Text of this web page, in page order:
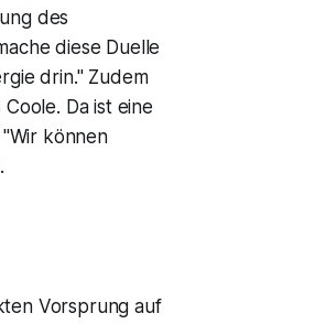
des
diese Duelle
drin." Zudem
Da ist eine
können
Vorsprung auf